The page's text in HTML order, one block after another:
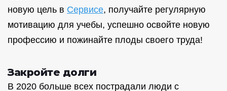
новую цель в Сервисе, получайте регулярную
мотивацию для учебы, успешно освойте новую
профессию и пожинайте плоды своего труда!
Закройте долги
В 2020 больше всех пострадали люди с